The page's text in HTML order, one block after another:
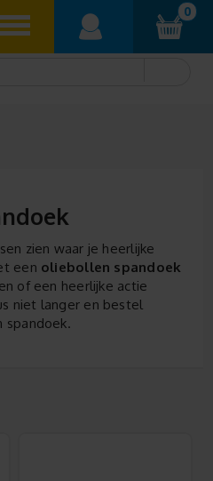
0
zien waar je heerlijke
een oliebollen spandoek
of een heerlijke actie
niet langer en bestel
spandoek.